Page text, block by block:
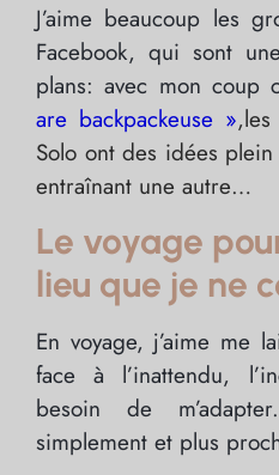
J’aime beaucoup les
Facebook, qui sont
plans: avec mon coup
are backpackeuse »
Solo ont des idées
entraînant une autre…
Le voyage
lieu que je ne
En voyage, j’aime me
face à l’inattendu,
besoin de
simplement et plus